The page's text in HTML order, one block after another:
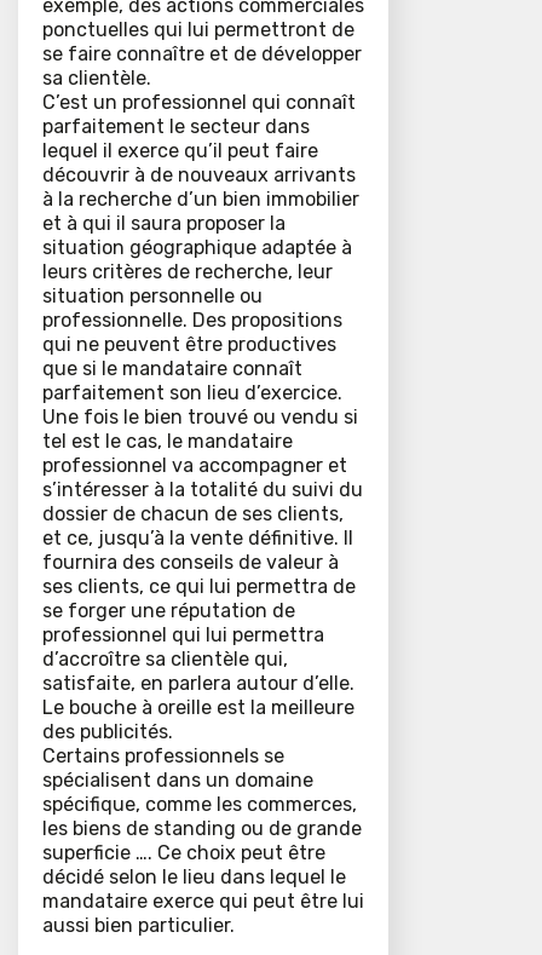
exemple, des actions commerciales
ponctuelles qui lui permettront de
se faire connaître et de développer
sa clientèle.
C’est un professionnel qui connaît
parfaitement le secteur dans
lequel il exerce qu’il peut faire
découvrir à de nouveaux arrivants
à la recherche d’un bien immobilier
et à qui il saura proposer la
situation géographique adaptée à
leurs critères de recherche, leur
situation personnelle ou
professionnelle. Des propositions
qui ne peuvent être productives
que si le mandataire connaît
parfaitement son lieu d’exercice.
Une fois le bien trouvé ou vendu si
tel est le cas, le mandataire
professionnel va accompagner et
s’intéresser à la totalité du suivi du
dossier de chacun de ses clients,
et ce, jusqu’à la vente définitive. Il
fournira des conseils de valeur à
ses clients, ce qui lui permettra de
se forger une réputation de
professionnel qui lui permettra
d’accroître sa clientèle qui,
satisfaite, en parlera autour d’elle.
Le bouche à oreille est la meilleure
des publicités.
Certains professionnels se
spécialisent dans un domaine
spécifique, comme les commerces,
les biens de standing ou de grande
superficie …. Ce choix peut être
décidé selon le lieu dans lequel le
mandataire exerce qui peut être lui
aussi bien particulier.